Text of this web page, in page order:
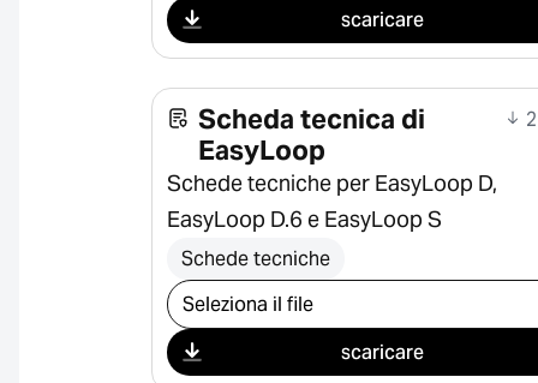
scaricare
Scheda tecnica di
EasyLoop
Schede tecniche per EasyLoop D,
EasyLoop D.6 e EasyLoop S
Schede tecniche
Seleziona il download
scaricare